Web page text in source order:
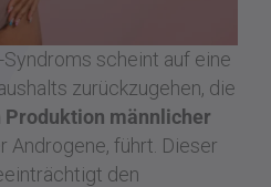
scheint auf eine
zurückzugehen, die
Produktion männlicher
Androgene, führt. Dieser
den